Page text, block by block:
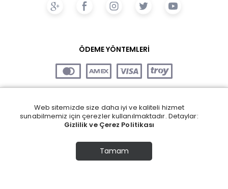
ÖDEME YÖNTEMLERİ
Web sitemizde size daha iyi ve kaliteli hizmet
sunabilmemiz için çerezler kullanılmaktadır. Detaylar:
Gizlilik ve Çerez Politikası
Tamam